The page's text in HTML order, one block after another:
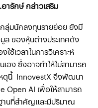
ารักษ์ กล่าวเสริม
ลุ่มนักลงทุนรายย่อย ยังมี
ล ของหุ้นต่างประเทศดัง
ช้เวลาในการวิเคราะห์
ง ซึ่งอาจทำให้ไม่สามารถ
ตุนี้ InnovestX จึงพัฒนา
Open AI เพื่อให้สามารถ
านที่สำคัญและมีปริมาณ